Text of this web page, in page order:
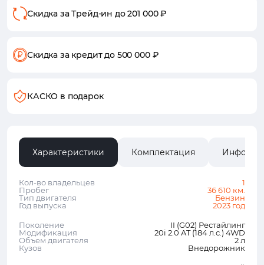
Скидка за Трейд-ин до 201 000 ₽
Скидка за кредитдо 500 000 ₽
КАСКО в подарок
Характеристики Комплектация
Кол-во владельцев
1
Пробег
36 610 км.
Тип двигателя
Бензин
Год выпуска
2023 год
Поколение
II (G02) Рестайлинг
Модификация
20i 2.0 AT (184 л.с.) 4WD
Объем двигателя
2 л
Кузов
Внедорожник